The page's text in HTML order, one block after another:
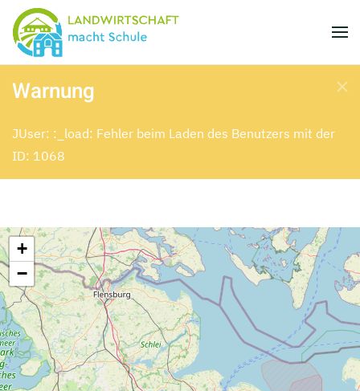
Skip to main content
Warnung
JUser: :_load: Fehler beim Laden des Benutzers mit der
ID: 1068
+
−